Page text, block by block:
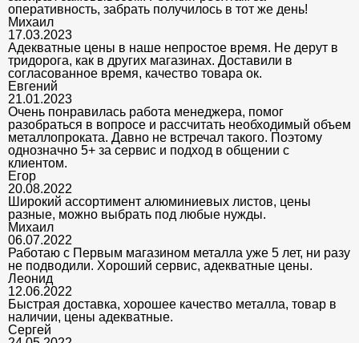
оперативность, забрать получилось в тот же день!
Михаил
17.03.2023
Адекватные цены в наше непростое время. Не дерут в
тридорога, как в других магазинах. Доставили в
согласованное время, качество товара ок.
Евгений
21.01.2023
Очень понравилась работа менеджера, помог
разобраться в вопросе и рассчитать необходимый объем
металлопроката. Давно не встречал такого. Поэтому
однозначно 5+ за сервис и подход в общении с
клиентом.
Егор
20.08.2022
Широкий ассортимент алюминиевых листов, цены
разные, можно выбрать под любые нужды.
Михаил
06.07.2022
Работаю с Первым магазином металла уже 5 лет, ни разу
не подводили. Хороший сервис, адекватные цены.
Леонид
12.06.2022
Быстрая доставка, хорошее качество металла, товар в
наличии, цены адекватные.
Сергей